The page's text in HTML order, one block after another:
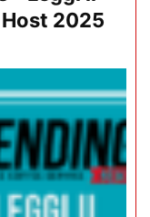
2025